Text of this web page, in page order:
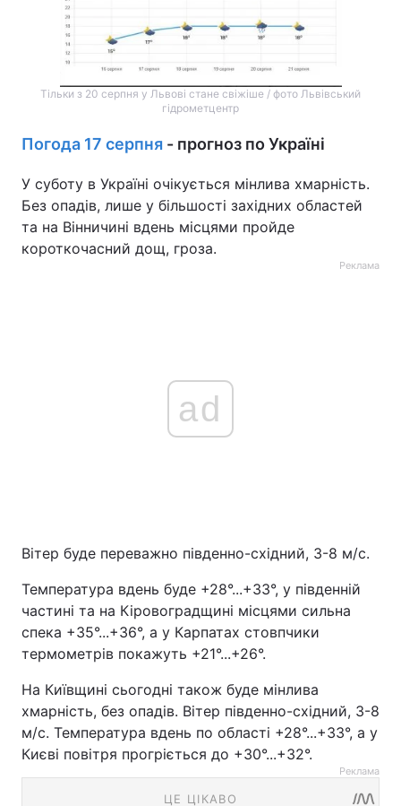
Тільки з 20 серпня у Львові стане свіжіше / фото Львівський
гідрометцентр
Погода 17 серпня - прогноз по Україні
У суботу в Україні очікується мінлива хмарність.
Без опадів, лише у більшості західних областей
та на Вінничині вдень місцями пройде
короткочасний дощ, гроза.
Реклама
ad
Вітер буде переважно південно-східний, 3-8 м/с.
Температура вдень буде +28°...+33°, у південній
частині та на Кіровоградщині місцями сильна
спека +35°...+36°, а у Карпатах стовпчики
термометрів покажуть +21°...+26°.
На Київщині сьогодні також буде мінлива
хмарність, без опадів. Вітер південно-східний, 3-8
м/с. Температура вдень по області +28°...+33°, а у
Києві повітря прогріється до +30°...+32°.
Реклама